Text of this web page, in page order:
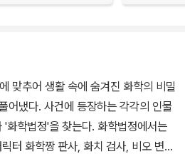
맞추어 생활 속에 숨겨진 화학의 비밀
어냈다. 사건에 등장하는 각각의 인물
'화학법정'을 찾는다. 화학법정에서는
터 화학짱 판사, 화치 검사, 비오 변호